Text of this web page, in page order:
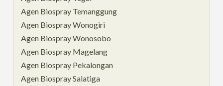
Agen Biospray Temanggung
Agen Biospray Wonogiri
Agen Biospray Wonosobo
Agen Biospray Magelang
Agen Biospray Pekalongan
Agen Biospray Salatiga